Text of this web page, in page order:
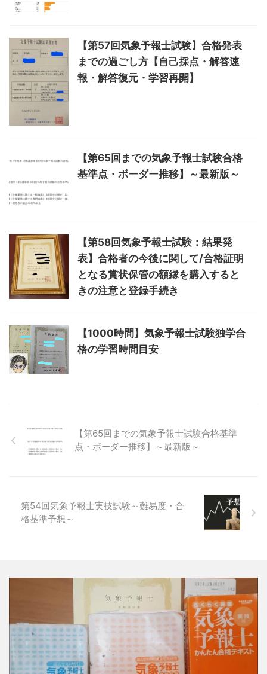
【第57回気象予報士試験】合格発表
までの過ごし方【自己採点・解答速
報・解答復元・学習再開】
【第65回までの気象予報士試験合格
基準点・ボーダー推移】～最新版～
【第58回気象予報士試験：結果発
表】合格者の今後に関して/合格証明
となる賞状保管の額縁を購入すると
きの注意と登録手続き
【1000時間】気象予報士試験独学合
格の学習時間目安
【第65回までの気象予報士試験合格基準
点・ボーダー推移】～最新版～
第54回気象予報士実技試験～難易度・合
格基準予想～